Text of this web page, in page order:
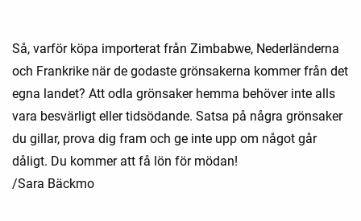
Så, varför köpa importerat från Zimbabwe, Nederländerna
och Frankrike när de godaste grönsakerna kommer från det
egna landet? Att odla grönsaker hemma behöver inte alls
vara besvärligt eller tidsödande. Satsa på några grönsaker
du gillar, prova dig fram och ge inte upp om något går
dåligt. Du kommer att få lön för mödan!
/Sara Bäckmo